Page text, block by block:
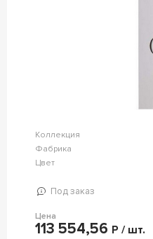
Коллекция
Фабрика
Цвет
Под заказ
Цена
113 554,56 Р / шт.